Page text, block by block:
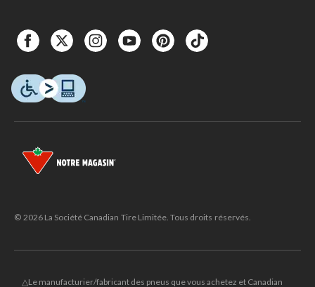
© 2026 La Société Canadian Tire Limitée. Tous droits réservés.
△Le manufacturier/fabricant des pneus que vous achetez et Canadian